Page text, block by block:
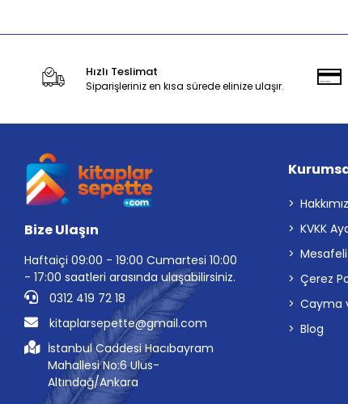
Hızlı Teslimat
Siparişleriniz en kısa sürede elinize ulaşır.
Bize Ulaşın
Haftaiçi 09:00 - 19:00 Cumartesi 10:00
- 17:00 saatleri arasında ulaşabilirsiniz.
0312 419 72 18
kitaplarsepette@gmail.com
İstanbul Caddesi Hacıbayram
Mahallesi No:6 Ulus-
Altındağ/Ankara
KVKK
Mesafeli
Çerez
Cayma
Blog